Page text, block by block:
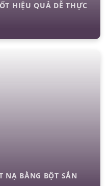
HIỆU QUẢ DỄ THỰC
NẠ BẰNG BỘT SẮN